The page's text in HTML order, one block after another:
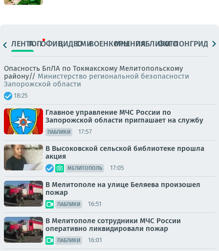
ЛЕНТАТОПОФИЦ.ВИДЕОСМИВОЕНКОРЫМНЕНИЯПАБЛИКИ
ФОТОЛОНГРИДЫ
Опасность БпЛА по Токмакскому Мелитопольскому
району// Министерство региональной безопасности
Запорожской области
18:25
Главное управление МЧС России по
Запорожской области приглашает на службу
ПАБЛИКИ 17:57
В Высоковской сельской библиотеке прошла
акция
МЕЛИТОПОЛЬ 17:05
В Мелитополе на улице Беляева произошел
пожар
ПАБЛИКИ 16:51
В Мелитополе сотрудники МЧС России
оперативно ликвидировали пожар
ПАБЛИКИ 16:01